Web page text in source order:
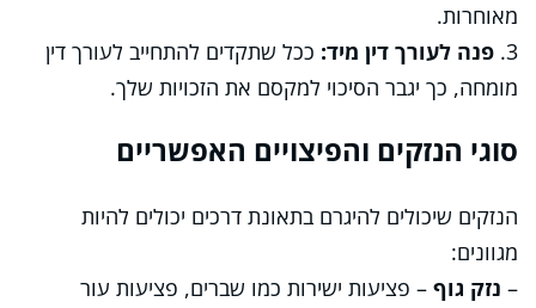
מאוחרות.
3. פנה לעורך דין מיד: ככל שתקדים להתחייב לעורך דין
מומחה, כך יגבר הסיכוי למקסם את הזכויות שלך.
סוגי הנזקים והפיצויים האפשריים
הנזקים שיכולים להיגרם בתאונת דרכים יכולים להיות
מגוונים:
– נזק גוף – פציעות ישירות כמו שברים, פציעות עור